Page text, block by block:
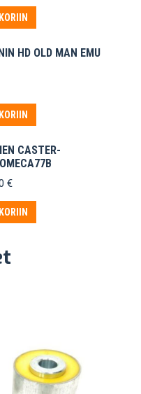
HD OLD MAN EMU
CASTER-
€.
€Nykyinen
on:
255,00 €.